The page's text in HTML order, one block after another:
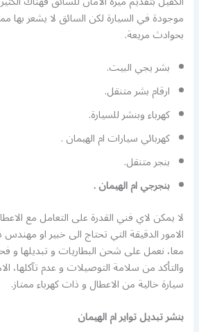
موجودة في السيارة لكن السائق لا يشعر بها
بحوادث مريعة.
بشر يجي البيت.
ارقام بشر متنقل.
كهرباء وبنشر للسيارة.
كهربائي سيارات ام الهيمان .
بنجر متنقل.
بنجرجي ام الهيمان .
لا يمكن لاي فني القدرة على التعامل مع
الامور الدقيقة التي تحتاج الى خبير او
معا، نعمل على شحن البطاريات و تبديلها و
والتأكد من سلامة التوصيلات و عدم تآكلها،
سيارة خالية من الاعطال و ذات كهرباء ممتاز.
بنشر تبديل تواير ام الهيمان